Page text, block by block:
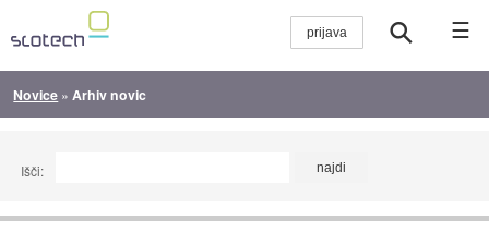
☰
Novice » Arhiv novic
Išči: